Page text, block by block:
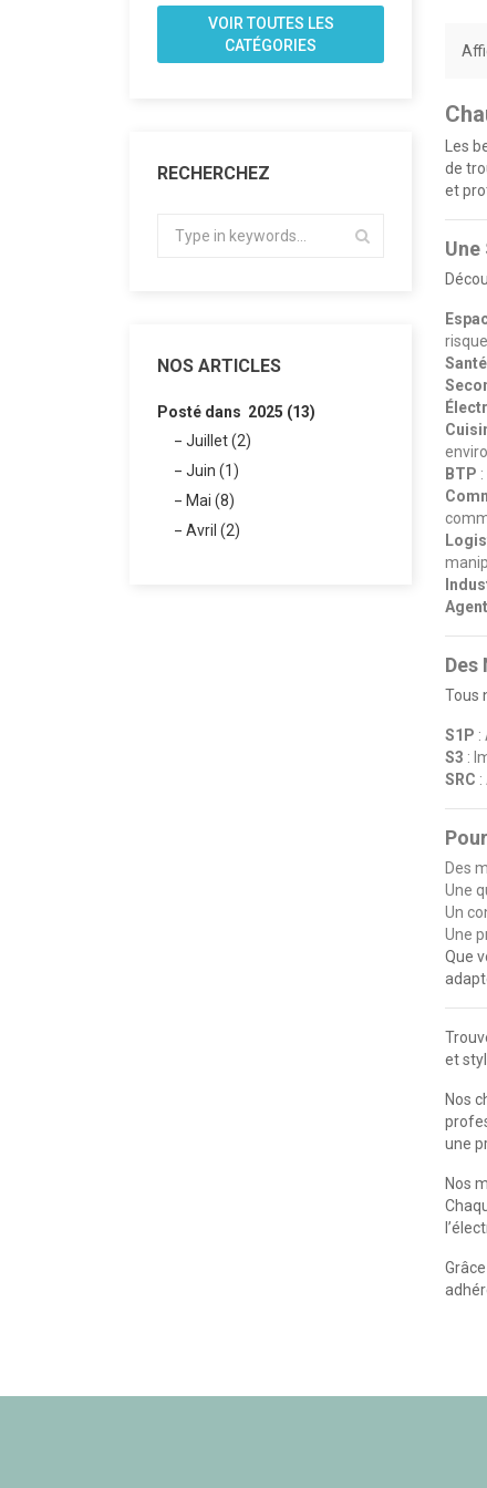
VOIR TOUTES LES
CATÉGORIES
RECHERCHEZ
NOS ARTICLES
Posté dans 2025 (13)
Juillet (2)
Juin (1)
Mai (8)
Avril (2)
Les
de
et
Santé
BTP
Des
Tous
S1P :
S3 :
SRC
Des
Une
Un
Une
Que
et
Nos
une
Nos